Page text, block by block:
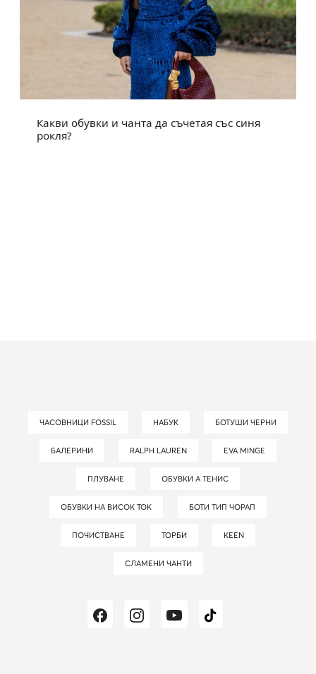
Какви обувки и чанта да съчетая със синя
рокля?
ЧАСОВНИЦИ FOSSIL НАБУК БОТУШИ ЧЕРНИ
БАЛЕРИНИ RALPH LAUREN EVA MINGE
ПЛУВАНЕ ОБУВКИ А ТЕНИС
ОБУВКИ НА ВИСОК ТОК БОТИ ТИП ЧОРАП
ПОЧИСТВАНЕ ТОРБИ KEEN
СЛАМЕНИ ЧАНТИ